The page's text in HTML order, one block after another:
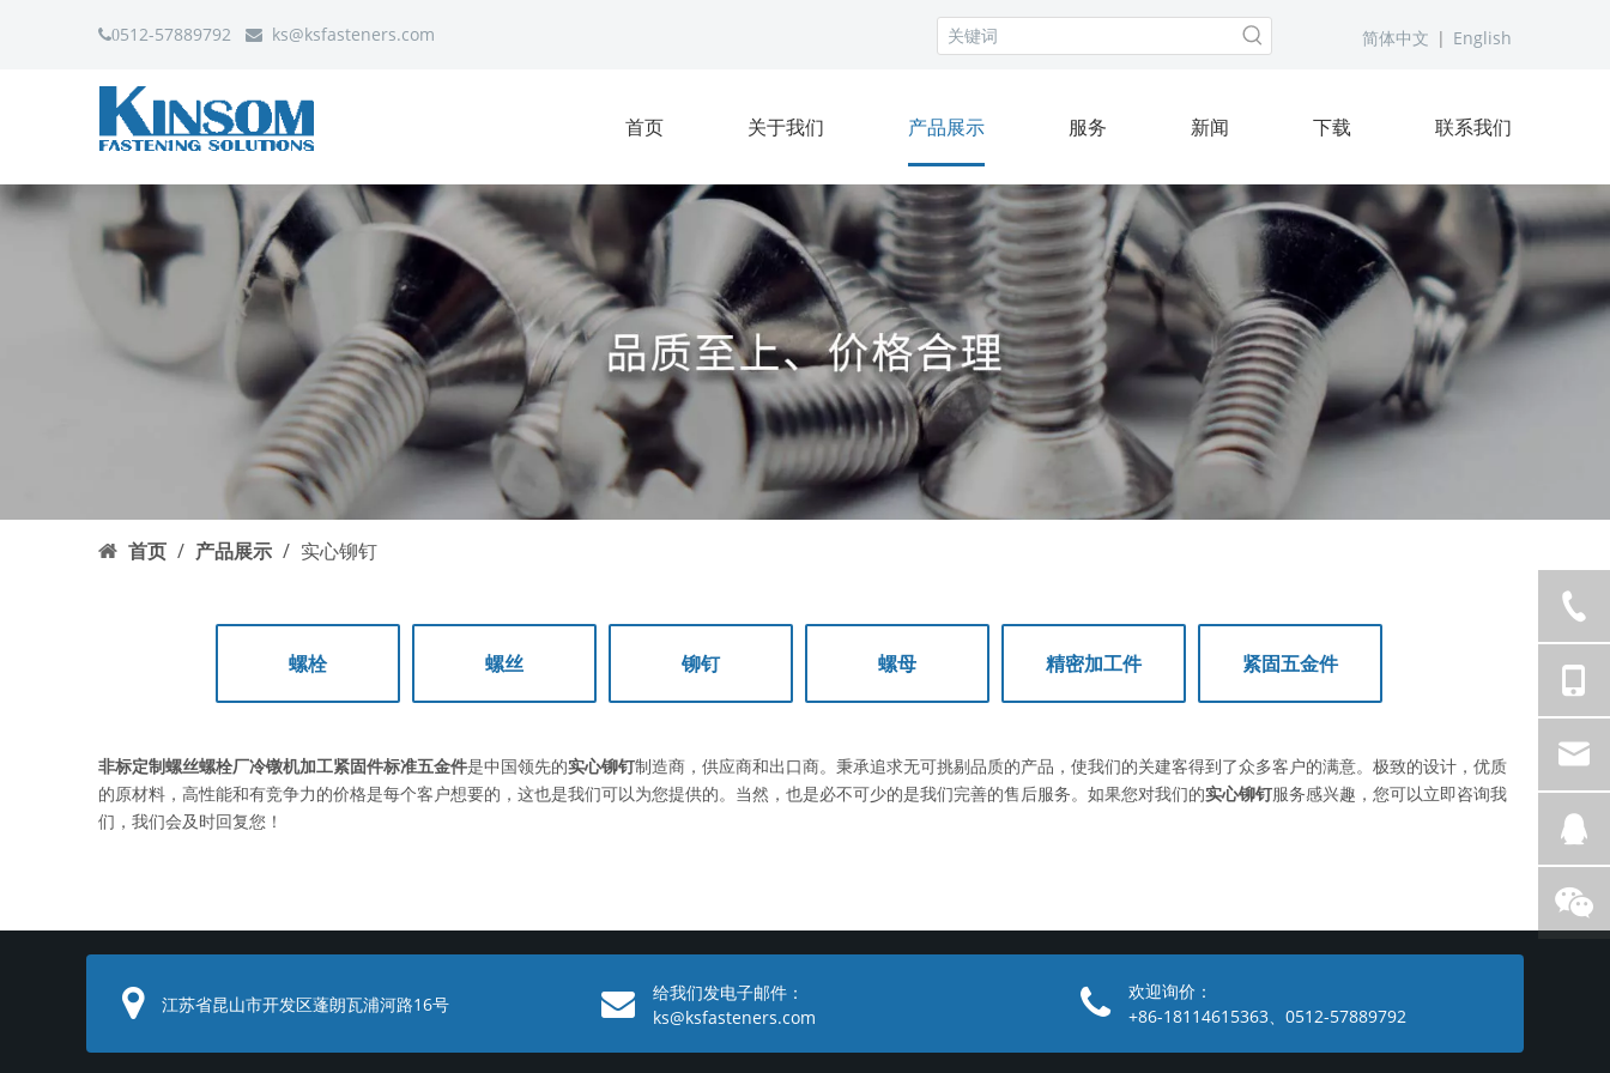
0512-57889792  ks@ksfasteners.com 简体中文 | English
首页 关于我们 产品展示 服务 新闻 下载 联系我们
首页 / 产品展示 / 实心铆钉
螺栓 螺丝 铆钉 螺母 精密加工件 紧固五金件
非标定制螺丝螺栓厂冷镦机加工紧固件标准五金件是中国领先的实心铆钉制造商，供应商和出口商。秉承追求无可挑剔品质的产品，使我们的关建客得到了众多客户的满意。极致的设计，优质
的原材料，高性能和有竞争力的价格是每个客户想要的，这也是我们可以为您提供的。当然，也是必不可少的是我们完善的售后服务。如果您对我们的实心铆钉服务感兴趣，您可以立即咨询我
们，我们会及时回复您！
江苏省昆山市开发区蓬朗瓦浦河路16号
给我们发电子邮件：
ks@ksfasteners.com
欢迎询价：
+86-18114615363、0512-57889792